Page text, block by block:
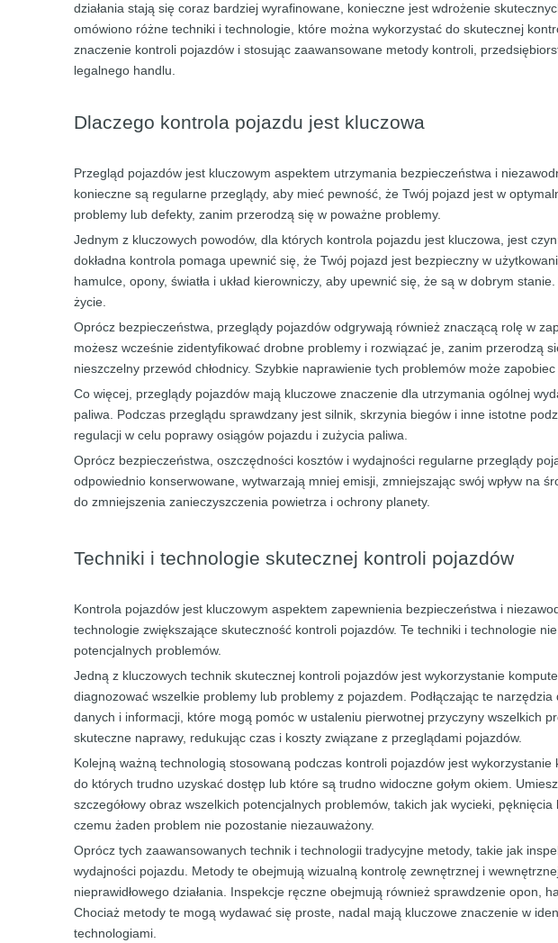
działania stają się coraz bardziej wyrafinowane, konieczne jest wdrożenie
omówiono różne techniki i technologie, które można wykorzystać do skutecznej
znaczenie kontroli pojazdów i stosując zaawansowane metody kontroli,
legalnego handlu.
Dlaczego kontrola pojazdu jest kluczowa
Przegląd pojazdów jest kluczowym aspektem utrzymania bezpieczeństwa i
konieczne są regularne przeglądy, aby mieć pewność, że Twój pojazd jest w
problemy lub defekty, zanim przerodzą się w poważne problemy.
Jednym z kluczowych powodów, dla których kontrola pojazdu jest kluczowa, jest
dokładna kontrola pomaga upewnić się, że Twój pojazd jest bezpieczny w
hamulce, opony, światła i układ kierowniczy, aby upewnić się, że są w dobrym
życie.
Oprócz bezpieczeństwa, przeglądy pojazdów odgrywają również znaczącą rolę w
możesz wcześnie zidentyfikować drobne problemy i rozwiązać je, zanim przerodzą
nieszczelny przewód chłodnicy. Szybkie naprawienie tych problemów może
Co więcej, przeglądy pojazdów mają kluczowe znaczenie dla utrzymania ogólnej
paliwa. Podczas przeglądu sprawdzany jest silnik, skrzynia biegów i inne istotne
regulacji w celu poprawy osiągów pojazdu i zużycia paliwa.
Oprócz bezpieczeństwa, oszczędności kosztów i wydajności regularne przeglądy
odpowiednio konserwowane, wytwarzają mniej emisji, zmniejszając swój wpływ na
do zmniejszenia zanieczyszczenia powietrza i ochrony planety.
Techniki i technologie skutecznej kontroli pojazdów
Kontrola pojazdów jest kluczowym aspektem zapewnienia bezpieczeństwa i
technologie zwiększające skuteczność kontroli pojazdów. Te techniki i technologie
potencjalnych problemów.
Jedną z kluczowych technik skutecznej kontroli pojazdów jest wykorzystanie
diagnozować wszelkie problemy lub problemy z pojazdem. Podłączając te
danych i informacji, które mogą pomóc w ustaleniu pierwotnej przyczyny wszelkich
skuteczne naprawy, redukując czas i koszty związane z przeglądami pojazdów.
Kolejną ważną technologią stosowaną podczas kontroli pojazdów jest
do których trudno uzyskać dostęp lub które są trudno widoczne gołym okiem.
szczegółowy obraz wszelkich potencjalnych problemów, takich jak wycieki,
czemu żaden problem nie pozostanie niezauważony.
Oprócz tych zaawansowanych technik i technologii tradycyjne metody, takie jak
wydajności pojazdu. Metody te obejmują wizualną kontrolę zewnętrznej i
nieprawidłowego działania. Inspekcje ręczne obejmują również sprawdzenie opon,
Chociaż metody te mogą wydawać się proste, nadal mają kluczowe znaczenie w
technologiami.